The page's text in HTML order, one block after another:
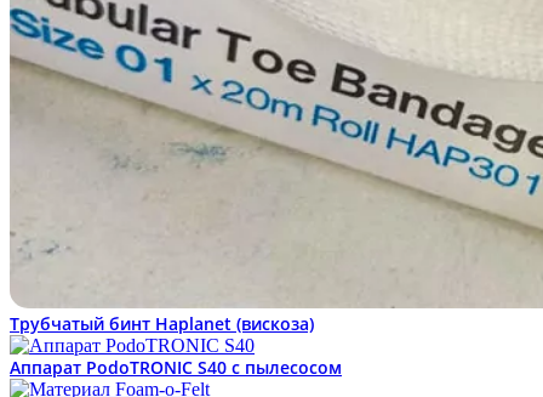
Трубчатый бинт Haplanet (вискоза)
Аппарат PodoTRONIC S40 с пылесосом